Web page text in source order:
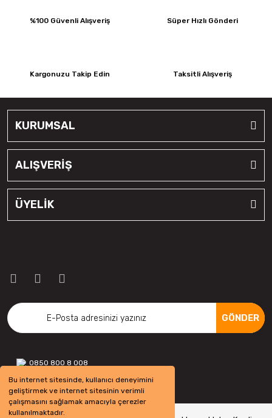
Bu internet sitesinde, kullanıcı deneyimini
geliştirmek ve internet sitesinin verimli
çalışmasını sağlamak amacıyla çerezler
kullanılmaktadır.
%100 Güvenli Alışveriş Süper Hızlı Gönderi
Kargonuzu Takip Edin Taksitli Alışveriş
KURUMSAL
ALIŞVERİŞ
ÜYELİK
GÖNDER
0850 800 8 008